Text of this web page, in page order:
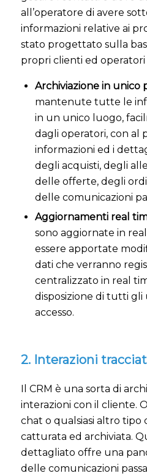
all’operatore di avere
informazioni relative ai
stato progettato sulla
propri clienti ed
Archiviazione in unico
mantenute tutte le
in un unico luogo,
dagli operatori, con al
informazioni ed i
degli acquisti, degli
delle offerte, degli
delle comunicazioni
Aggiornamenti real
sono aggiornate in
essere apportate
dati che verranno
centralizzato in real
disposizione di tutti
accesso.
2. Interazioni
Il CRM è una sorta di
interazioni con il cliente.
chat o qualsiasi altro tipo
catturata ed archiviata.
dettagliato offre una
delle comunicazioni